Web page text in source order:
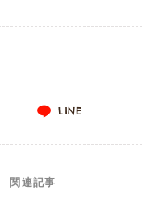
LINE
関連記事